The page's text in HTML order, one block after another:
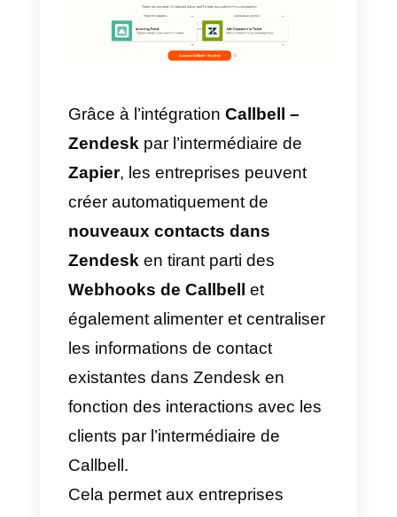
rechange
permet d’automatiser des
opérations entre des applications
et différentes plateformes web.
système fonctionne en créant
«zaps« , c’est-à-dire des
d’automatisationqui sont
déclenchées par certains
événements (par exemple, la
création d’un nouvel élément
dans une liste donnée).
Lorsqu’un